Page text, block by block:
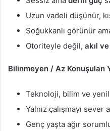
Uzun vadeli düşünür,
Soğukkanlı görünür
Otoriteyle değil, akıl
Bilinmeyen / Az Konuşulan
Teknoloji, bilim ve
Yalnız çalışmayı sever
Genç yaşta ağır